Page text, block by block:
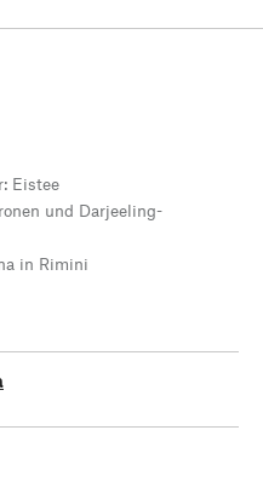
Eistee
und Darjeeling-
in Rimini